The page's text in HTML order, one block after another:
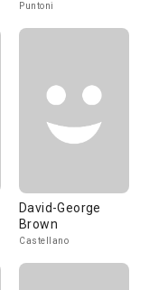
Puntoni
David-George
Brown
Castellano